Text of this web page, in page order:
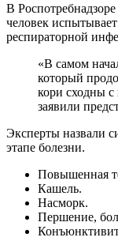
В
человек
респираторной
«В самом начале, в катаральном периоде болезни,
который
кори сходны
заявили
Эксперты назвали
этапе болезни.
Повышенная
Кашель.
Насморк.
Першение,